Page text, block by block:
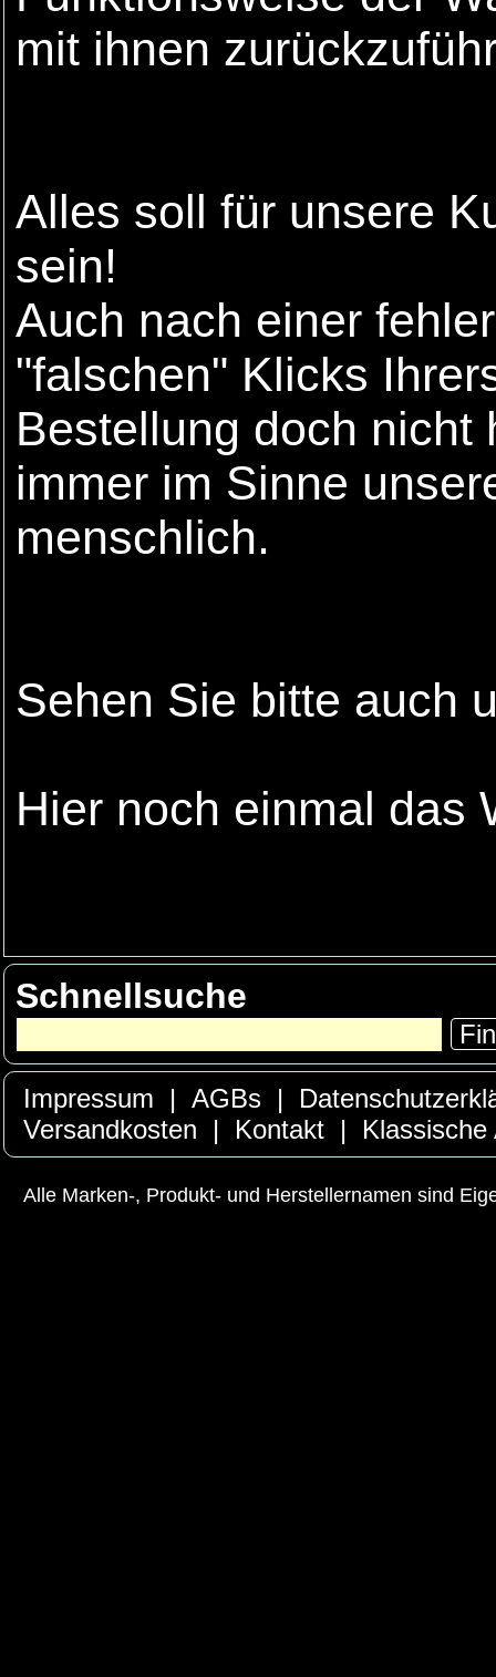
mit ihnen
Alles soll für unsere
sein!
Auch nach einer
"falschen" Klicks
Bestellung doch nicht
immer im Sinne
menschlich.
Sehen Sie bitte auch
Hier noch einmal das
Schnellsuche
Impressum | AGBs |
Versandkosten
| Kontakt |
Alle Marken-, Produkt- und Herstellernamen sind